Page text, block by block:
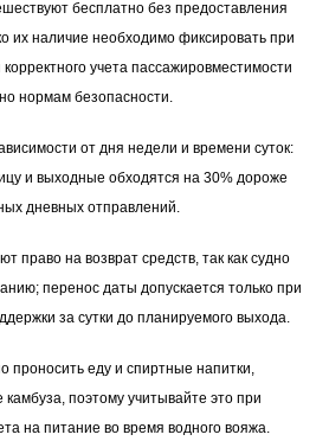
бесплатно без предоставления
их наличие необходимо фиксировать при
учета пассажировместимости
нормам безопасности.
от дня недели и времени суток:
и выходные обходятся на 30% дороже
дневных отправлений.
право на возврат средств, так как судно
перенос даты допускается только при
за сутки до планируемого выхода.
проносить еду и спиртные напитки,
поэтому учитывайте это при
на питание во время водного вояжа.